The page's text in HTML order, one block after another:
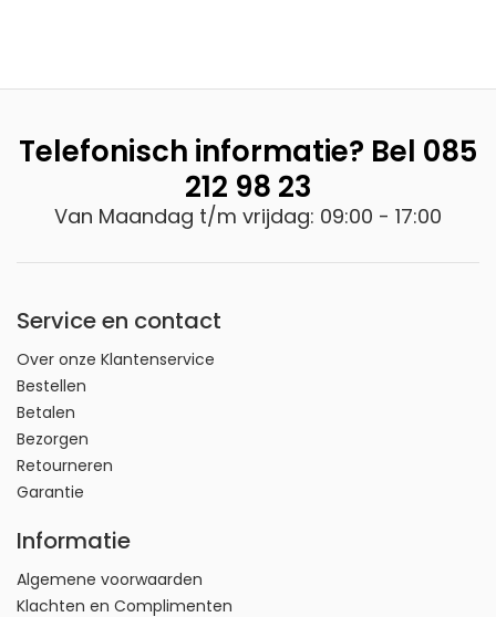
Telefonisch informatie? Bel 085
212 98 23
Van Maandag t/m vrijdag: 09:00 - 17:00
Service en contact
Over onze Klantenservice
Bestellen
Betalen
Bezorgen
Retourneren
Garantie
Informatie
Algemene voorwaarden
Klachten en Complimenten